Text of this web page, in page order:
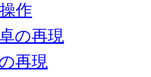
作
の再現
再現